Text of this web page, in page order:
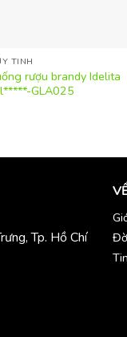
TINH
rượu brandy Idelita
GLA025
Tp. Hồ Chí